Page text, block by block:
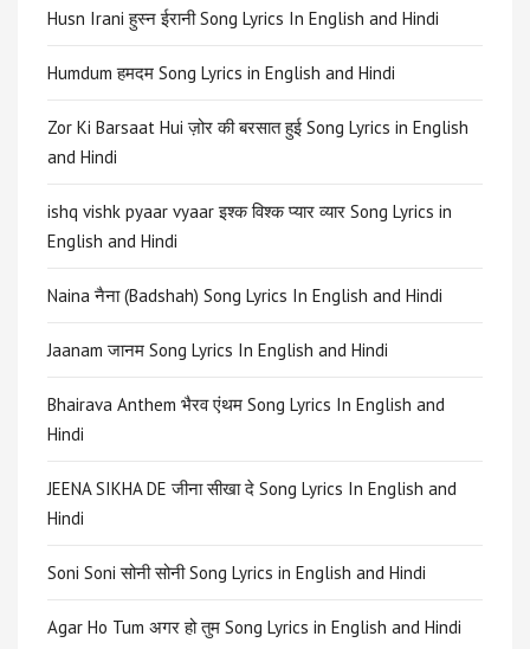
Husn Irani हुस्न ईरानी Song Lyrics In English and Hindi
Humdum हमदम Song Lyrics in English and Hindi
Zor Ki Barsaat Hui ज़ोर की बरसात हुई Song Lyrics in English
and Hindi
ishq vishk pyaar vyaar इश्क विश्क प्यार व्यार Song Lyrics in
English and Hindi
Naina नैना (Badshah) Song Lyrics In English and Hindi
Jaanam जानम Song Lyrics In English and Hindi
Bhairava Anthem भैरव एंथम Song Lyrics In English and
Hindi
JEENA SIKHA DE जीना सीखा दे Song Lyrics In English and
Hindi
Soni Soni सोनी सोनी Song Lyrics in English and Hindi
Agar Ho Tum अगर हो तुम Song Lyrics in English and Hindi